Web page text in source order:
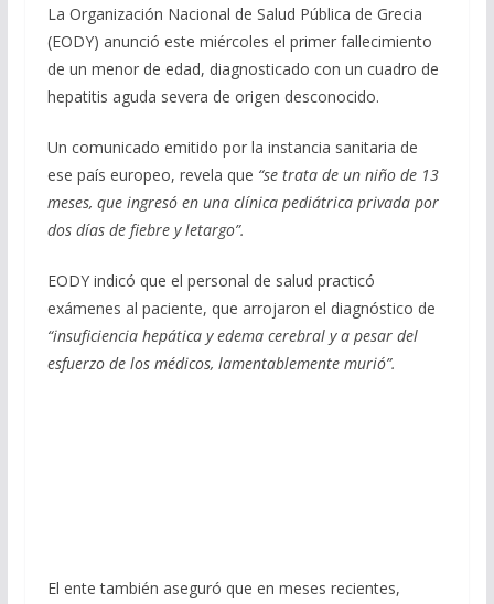
e
b
o
o
k
e
gr
a
m
at
s
A
p
ai
l
m
p
ar
ti
r
La Organización Nacional de Salud Pública de Grecia
(EODY) anunció este miércoles el primer fallecimiento
de un menor de edad, diagnosticado con un cuadro de
hepatitis aguda severa de origen desconocido.
Un comunicado emitido por la instancia sanitaria de
ese país europeo, revela que “se trata de un niño de 13
meses, que ingresó en una clínica pediátrica privada por
dos días de fiebre y letargo”.
EODY indicó que el personal de salud practicó
exámenes al paciente, que arrojaron el diagnóstico de
“insuficiencia hepática y edema cerebral y a pesar del
esfuerzo de los médicos, lamentablemente murió”.
El ente también aseguró que en meses recientes,